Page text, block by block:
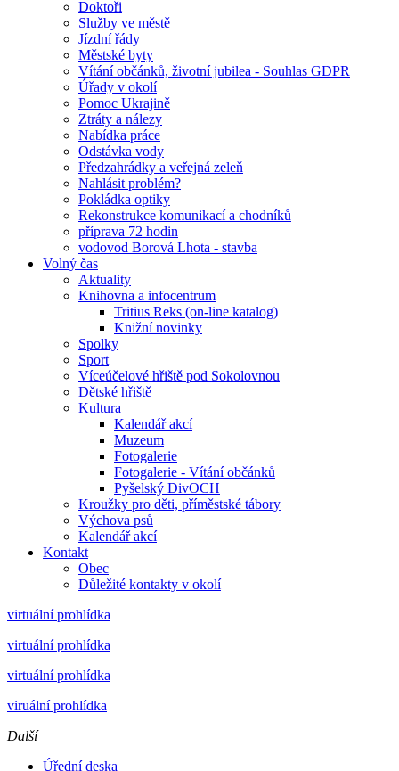
Doktoři
Služby ve městě
Jízdní řády
Městské byty
Vítání občánků, životní jubilea - Souhlas GDPR
Úřady v okolí
Pomoc Ukrajině
Ztráty a nálezy
Nabídka práce
Odstávka vody
Předzahrádky a veřejná zeleň
Nahlásit problém?
Pokládka optiky
Rekonstrukce komunikací a chodníků
příprava 72 hodin
vodovod Borová Lhota - stavba
Volný čas
Aktuality
Knihovna a infocentrum
Tritius Reks (on-line katalog)
Knižní novinky
Spolky
Sport
Víceúčelové hřiště pod Sokolovnou
Dětské hřiště
Kultura
Kalendář akcí
Muzeum
Fotogalerie
Fotogalerie - Vítání občánků
Pyšelský DivOCH
Kroužky pro děti, příměstské tábory
Výchova psů
Kalendář akcí
Kontakt
Obec
Důležité kontakty v okolí
virtuální prohlídka
virtuální prohlídka
virtuální prohlídka
viruální prohlídka
Další
Úřední deska